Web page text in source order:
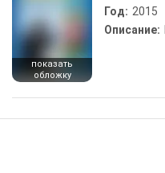
показать
обложку
Год: 2015
Описание: